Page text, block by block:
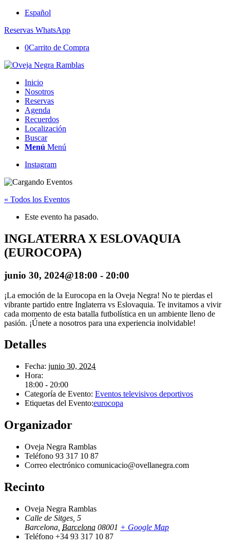
Español
Reservas WhatsApp
0Carrito de Compra
Inicio
Nosotros
Reservas
Agenda
Recuerdos
Localización
Buscar
Menú Menú
Instagram
« Todos los Eventos
Este evento ha pasado.
INGLATERRA X ESLOVAQUIA
(EUROCOPA)
junio 30, 2024@18:00 - 20:00
¡La emoción de la Eurocopa en la Oveja Negra! No te pierdas el
vibrante partido entre Inglaterra vs Eslovaquia. Te invitamos a vivir
cada momento de esta batalla futbolística en un ambiente lleno de
pasión. ¡Únete a nosotros para una experiencia inolvidable!
Detalles
Fecha: junio 30, 2024
Hora:
18:00 - 20:00
Categoría de Evento: Eventos televisivos deportivos
Etiquetas del Evento:eurocopa
Organizador
Oveja Negra Ramblas
Teléfono 93 317 10 87
Correo electrónico comunicacio@ovellanegra.com
Recinto
Oveja Negra Ramblas
Calle de Sitges, 5
Barcelona Barcelona 08001 + Google Map
Teléfono +34 93 317 10 87